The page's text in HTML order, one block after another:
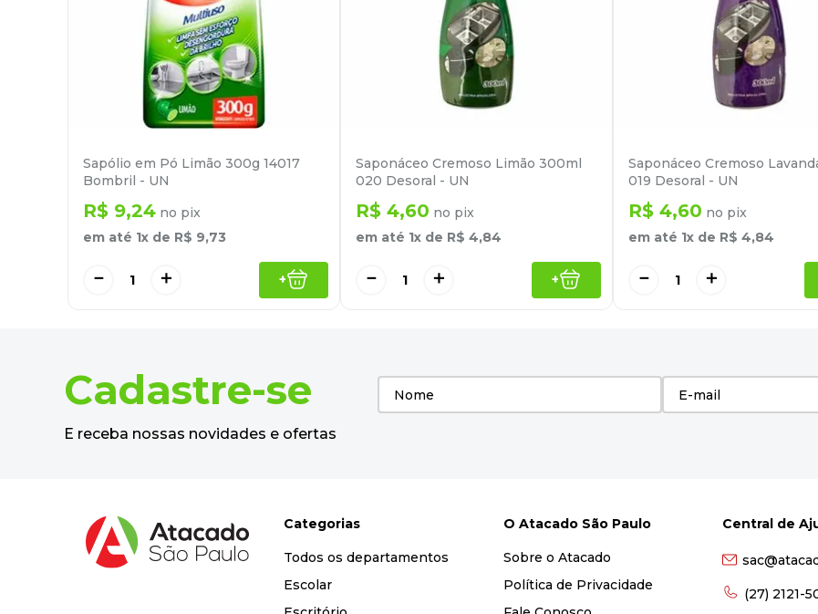
Sapólio em Pó Limão 300g 14017
Bombril - UN
R$ 9,24 no pix
em até 1x de R$ 9,73
＋
－ +
Saponáceo Cremoso Limão 300ml
020 Desoral - UN
R$ 4,60 no pix
em até 1x de R$ 4,84
＋
－ +
Saponáceo Cremoso
019 Desoral - UN
R$ 4,60 no pix
em até 1x de R$ 4,84
＋
－
Cadastre-se
E receba nossas novidades e ofertas
Categorias
Todos os departamentos
Escolar
O Atacado São Paulo
Sobre o Atacado
Política de Privacidade
Central de
(27) 2121-